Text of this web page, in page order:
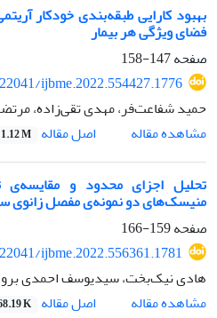
بهبود کارایی طبقه‌بندی خودکار
فضای ویژگی هر بیمار
صفحه147-158
ijbme.2022.554427.1776
حمید شفاعت‌فر، مهدی تقی‌زاده،
مشاهده مقاله
اصل مقاله 1.12 M
تحلیل اجزای محدود و
منیسک‌های دو نمونه‌ی مفصل زانوی
صفحه159-166
ijbme.2022.556361.1781
هادی نیک‌بخت، سیدیوسف احمدی
مشاهده مقاله
اصل مقاله K